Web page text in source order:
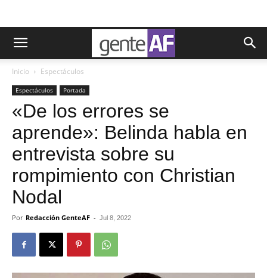
Inicio Espectáculos
Espectáculos Portada
«De los errores se
aprende»: Belinda habla en
entrevista sobre su
rompimiento con Christian
Nodal
Por Redacción GenteAF - Jul 8, 2022